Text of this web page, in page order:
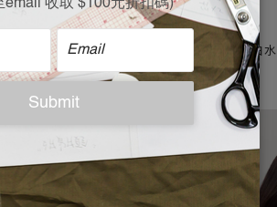
相似色洗滌
請勿深淺色共洗
不可使用含氯漂白水
低溫烘乾
低溫反面熨燙